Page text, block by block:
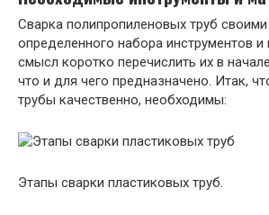
Сварка полипропиленовых труб
определенного набора инструментов и
смысл коротко перечислить их в
что и для чего предназначено. Итак,
трубы качественно, необходимы:
Этапы сварки пластиковых труб.